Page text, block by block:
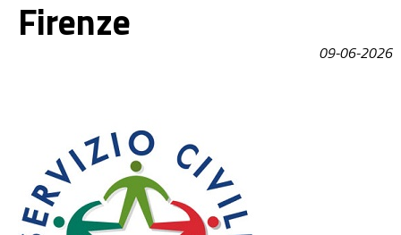
Firenze
09-06-2026